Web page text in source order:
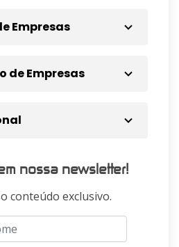
Empresas
de Empresas
nossa newsletter!
conteúdo exclusivo.